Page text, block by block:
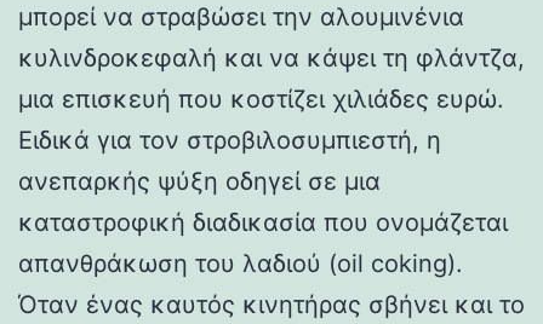
μπορεί να στραβώσει την αλουμινένια
κυλινδροκεφαλή και να κάψει τη φλάντζα,
μια επισκευή που κοστίζει χιλιάδες ευρώ.
Ειδικά για τον στροβιλοσυμπιεστή, η
ανεπαρκής ψύξη οδηγεί σε μια
καταστροφική διαδικασία που ονομάζεται
απανθράκωση του λαδιού (oil coking).
Όταν ένας καυτός κινητήρας σβήνει και το